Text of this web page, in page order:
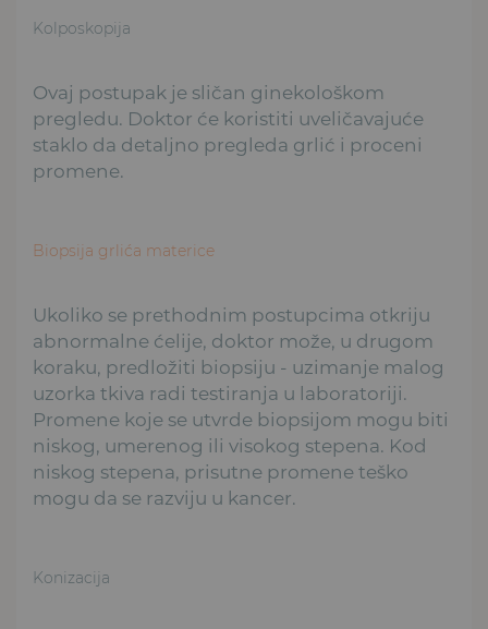
Kolposkopija
Ovaj postupak je sličan ginekološkom
pregledu. Doktor će koristiti uveličavajuće
staklo da detaljno pregleda grlić i proceni
promene.
Biopsija grlića materice
Ukoliko se prethodnim postupcima otkriju
abnormalne ćelije, doktor može, u drugom
koraku, predložiti biopsiju - uzimanje malog
uzorka tkiva radi testiranja u laboratoriji.
Promene koje se utvrde biopsijom mogu biti
niskog, umerenog ili visokog stepena. Kod
niskog stepena, prisutne promene teško
mogu da se razviju u kancer.
Konizacija